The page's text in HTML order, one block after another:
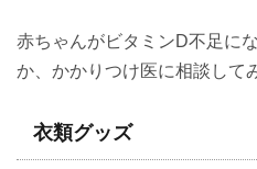
赤ちゃんがビタミンD不足に
か、かかりつけ医に相談して
衣類グッズ